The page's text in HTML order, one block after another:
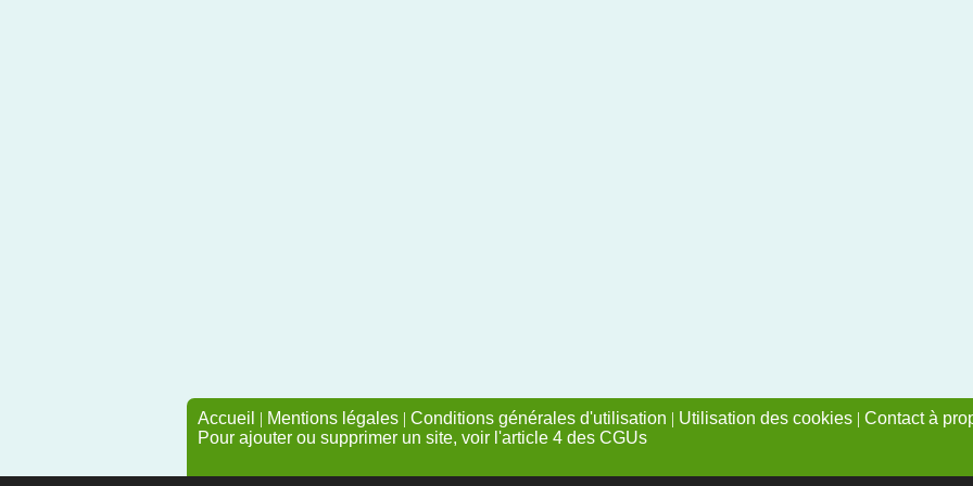
Accueil | Mentions légales | Conditions générales d'utilisation | Utilisation des cookies | Contact à
Pour ajouter ou supprimer un site, voir l'article 4 des CGUs